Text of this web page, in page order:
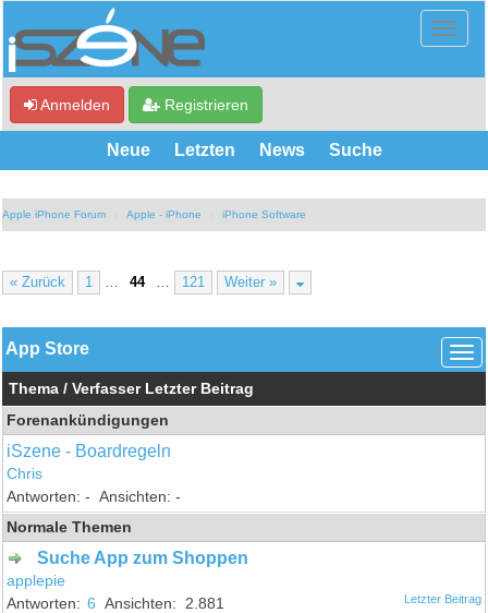
Anmelden Registrieren
Neue Letzten News Suche
Apple iPhone Forum Apple - iPhone iPhone Software
« Zurück 1 44 121 Weiter »
App Store
Thema /Verfasser Letzter Beitrag
Forenankündigungen
iSzene - Boardregeln
Chris
-
-
Normale Themen
Suche App zum Shoppen
applepie
6
2.881